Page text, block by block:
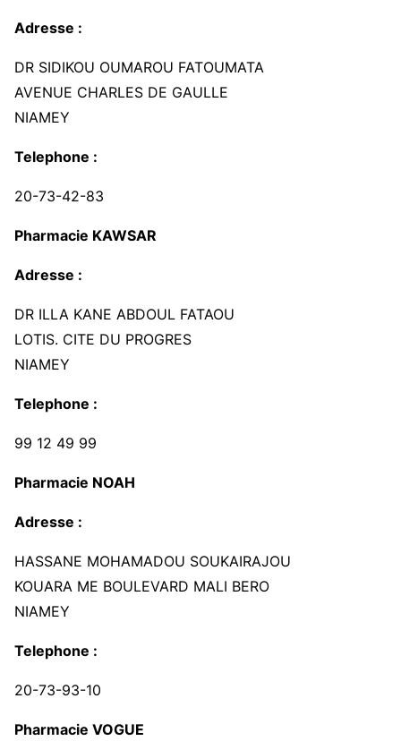
Adresse :
DR SIDIKOU OUMAROU FATOUMATA
AVENUE CHARLES DE GAULLE
NIAMEY
Telephone :
20-73-42-83
Pharmacie KAWSAR
Adresse :
DR ILLA KANE ABDOUL FATAOU
LOTIS. CITE DU PROGRES
NIAMEY
Telephone :
99 12 49 99
Pharmacie NOAH
Adresse :
HASSANE MOHAMADOU SOUKAIRAJOU
KOUARA ME BOULEVARD MALI BERO
NIAMEY
Telephone :
20-73-93-10
Pharmacie VOGUE